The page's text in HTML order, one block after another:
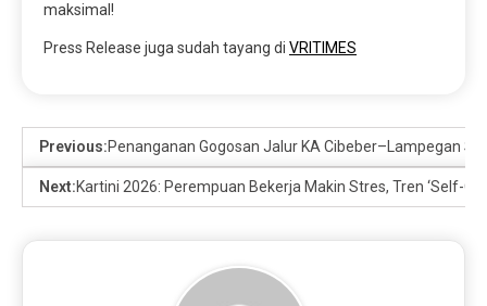
maksimal!
Press Release juga sudah tayang di VRITIMES
Previous:Penanganan Gogosan Jalur KA Cibeber–Lampegan
Next:Kartini 2026: Perempuan Bekerja Makin Stres, Tren ‘Self-